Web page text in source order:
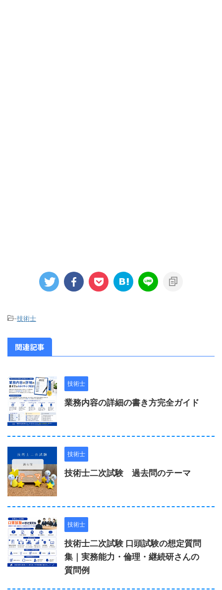
-技術士
関連記事
技術士
業務内容の詳細の書き方完全ガイド
技術士
技術士二次試験 過去問のテーマ
技術士
技術士二次試験 口頭試験の想定質問
集｜実務能力・倫理・継続研さんの
質問例